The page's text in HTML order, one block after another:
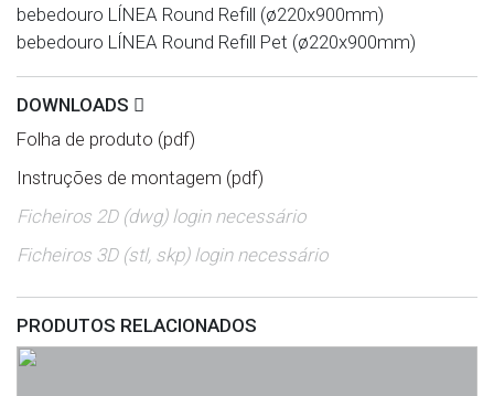
bebedouro LÍNEA Round Refill (ø220x900mm)
bebedouro LÍNEA Round Refill Pet (ø220x900mm)
DOWNLOADS
Folha de produto (pdf)
Instruções de montagem (pdf)
Ficheiros 2D (dwg) login necessário
Ficheiros 3D (stl, skp) login necessário
PRODUTOS RELACIONADOS